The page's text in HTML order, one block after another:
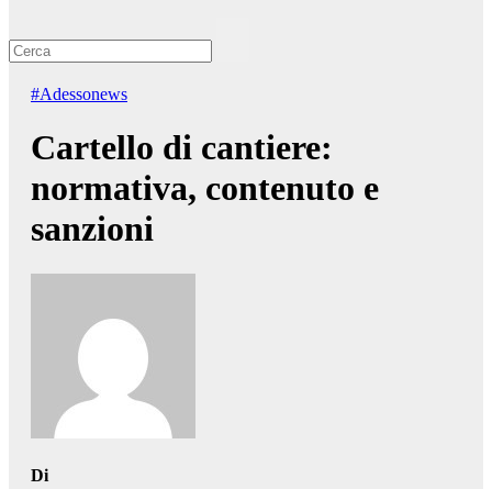
#Adessonews
Cartello di cantiere:
normativa, contenuto e
sanzioni
Di